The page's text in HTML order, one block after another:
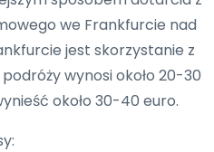
we Frankfurcie nad
jest skorzystanie z
wynosi około 20-30
około 30-40 euro.